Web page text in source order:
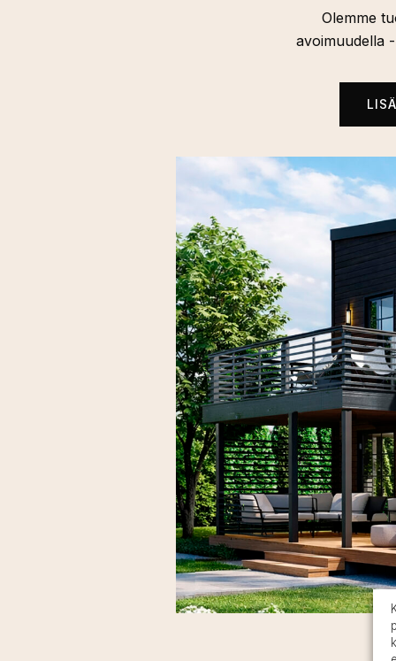
Olemme
avoimuudella